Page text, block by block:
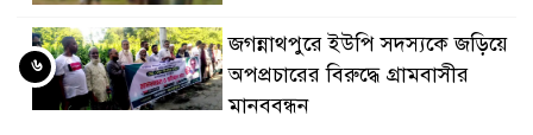
জগন্নাথপুরে ইউপি সদস্যকে জড়িয়ে
অপপ্রচারের বিরুদ্ধে গ্রামবাসীর
মানববন্ধন
৬